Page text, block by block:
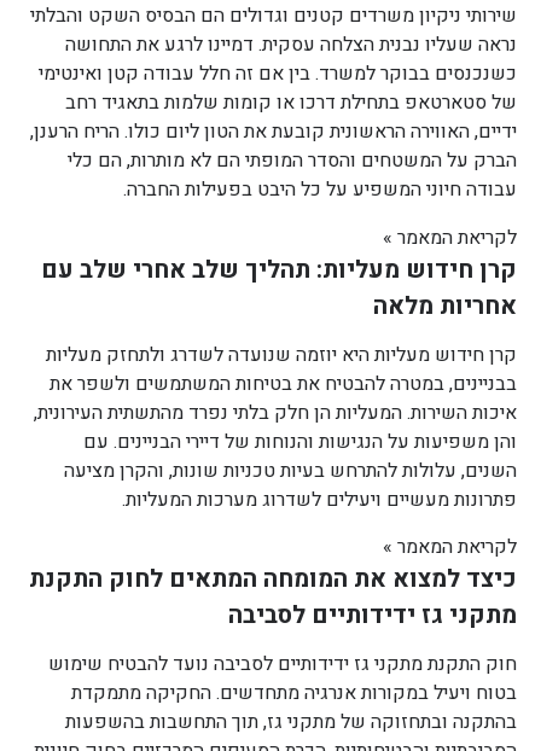
שירותי ניקיון משרדים קטנים וגדולים הם הבסיס השקט והבלתי
נראה שעליו נבנית הצלחה עסקית. דמיינו לרגע את התחושה
כשנכנסים בבוקר למשרד. בין אם זה חלל עבודה קטן ואינטימי
של סטארטאפ בתחילת דרכו או קומות שלמות בתאגיד רחב
ידיים, האווירה הראשונית קובעת את הטון ליום כולו. הריח הרענן,
הברק על המשטחים והסדר המופתי הם לא מותרות, הם כלי
עבודה חיוני המשפיע על כל היבט בפעילות החברה.
לקריאת המאמר »
קרן חידוש מעליות: תהליך שלב אחרי שלב עם
אחריות מלאה
קרן חידוש מעליות היא יוזמה שנועדה לשדרג ולתחזק מעליות
בבניינים, במטרה להבטיח את בטיחות המשתמשים ולשפר את
איכות השירות. המעליות הן חלק בלתי נפרד מהתשתית העירונית,
והן משפיעות על הנגישות והנוחות של דיירי הבניינים. עם
השנים, עלולות להתרחש בעיות טכניות שונות, והקרן מציעה
פתרונות מעשיים ויעילים לשדרוג מערכות המעליות.
לקריאת המאמר »
כיצד למצוא את המומחה המתאים לחוק התקנת
מתקני גז ידידותיים לסביבה
חוק התקנת מתקני גז ידידותיים לסביבה נועד להבטיח שימוש
בטוח ויעיל במקורות אנרגיה מתחדשים. החקיקה מתמקדת
בהתקנה ובתחזוקה של מתקני גז, תוך התחשבות בהשפעות